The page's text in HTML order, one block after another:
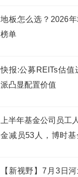
地板怎么选？2026
榜单
快报:公募REITs估值
派凸显配置价值
上半年基金公司员工
金减员53人，博时
基金减员20人（名单
【新视野】7月3日